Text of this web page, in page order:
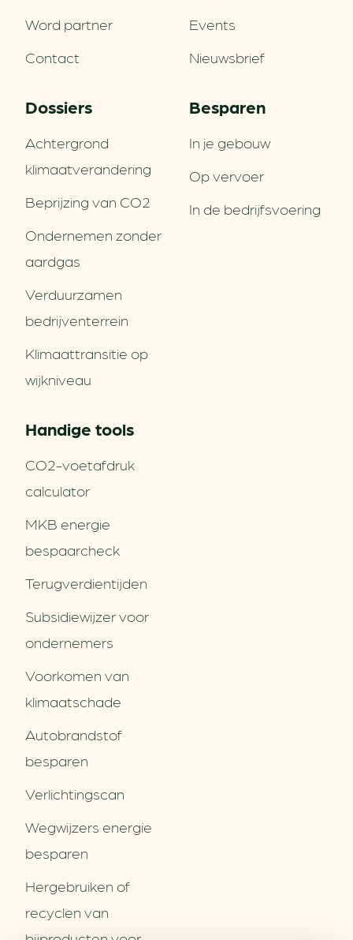
Partners
Word partner
Contact
Events
Nieuwsbrief
Dossiers
Achtergrond
klimaatverandering
Beprijzing van CO2
Ondernemen zonder
aardgas
Verduurzamen
bedrijventerrein
Klimaattransitie op
wijkniveau
Besparen
In je gebouw
Op vervoer
In de bedrijfsvoering
Handige tools
CO2-voetafdruk
calculator
MKB energie
bespaarcheck
Terugverdien­tijden
Subsidiewijzer voor
ondernemers
Voorkomen van
klimaatschade
Autobrandstof
besparen
Verlichtingscan
Wegwijzers energie
besparen
Hergebruiken of
recyclen van